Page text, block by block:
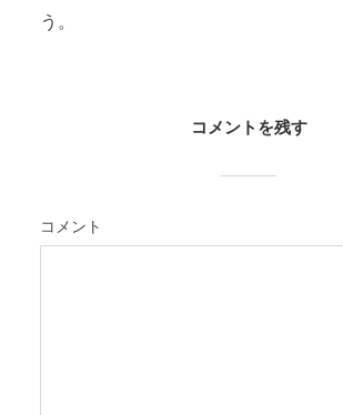
う。
コメントを残す
コメント